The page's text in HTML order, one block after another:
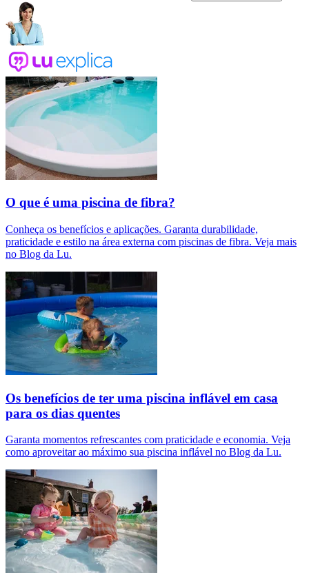
O que é uma piscina de fibra?
Conheça os benefícios e aplicações. Garanta durabilidade,
praticidade e estilo na área externa com piscinas de fibra. Veja mais
no Blog da Lu.
Os benefícios de ter uma piscina inflável em casa
para os dias quentes
Garanta momentos refrescantes com praticidade e economia. Veja
como aproveitar ao máximo sua piscina inflável no Blog da Lu.